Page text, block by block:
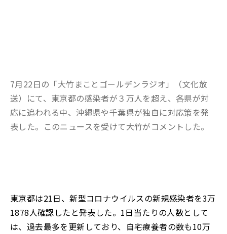
7月22日の「大竹まことゴールデンラジオ」（文化放
送）にて、東京都の感染者が３万人を超え、各県が対
応に追われる中、沖縄県や千葉県が独自に対応策を発
表した。このニュースを受けて大竹がコメントした。
東京都は21日、新型コロナウイルスの新規感染者を3万
1878人確認したと発表した。1日当たりの人数として
は、過去最多を更新しており、自宅療養者の数も10万